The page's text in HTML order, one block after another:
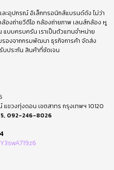
ละอุปกรณ์ อิเล็กทรอนิกส์แบรนด์ดัง ไม่ว่า
องถ่ายวีดีโอ กล้องถ่ายภาพ เลนส์กล้อง หู
แบบครบครัน เราเป็นตัวแทนจำหน่าย
รองจากกรมพัฒนา ธุรกิจการค้า จัดส่ง
บประกัน สินค้าที่ชัดเจน
ขวงทุ่งดอน เขตสาทร กรุงเทพฯ 10120
, 092-246-8026